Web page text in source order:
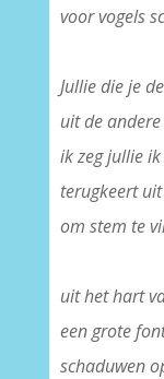
voor vogels
Jullie die je
uit de
ik zeg jullie
terugkeert
om stem te
uit het hart
een grote
schaduwen